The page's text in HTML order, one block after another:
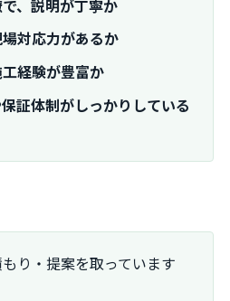
、説明が丁寧か
対応力があるか
経験が豊富か
証体制がしっかりしている
り・提案を取っています